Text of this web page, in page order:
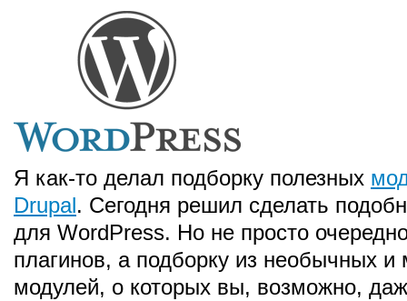
Я как-то делал подборку полезных
Drupal. Сегодня решил сделать
для WordPress. Но не просто
плагинов, а подборку из необычных и
модулей, о которых вы, возможно,